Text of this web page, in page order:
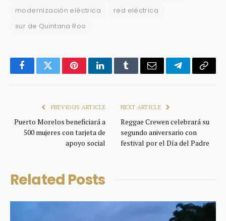
modernización eléctrica
red eléctrica
sur de Quintana Roo
FacebookTwitterPinterestLinkedInTumblrEmail TelegramCopy
PREVIOUS ARTICLE
Puerto Morelos beneficiará a
500 mujeres con tarjeta de
apoyo social
NEXT ARTICLE
Reggae Crewen celebrará su
segundo aniversario con
festival por el Día del Padre
Related Posts